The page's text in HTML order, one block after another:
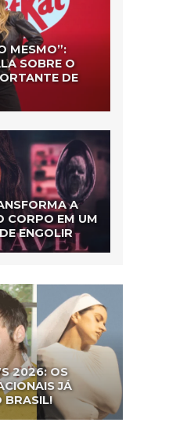
MESMO”:
SOBRE O
DE
A
CORPO EM UM
ENGOLIR
2026: OS
JÁ
BRASIL!